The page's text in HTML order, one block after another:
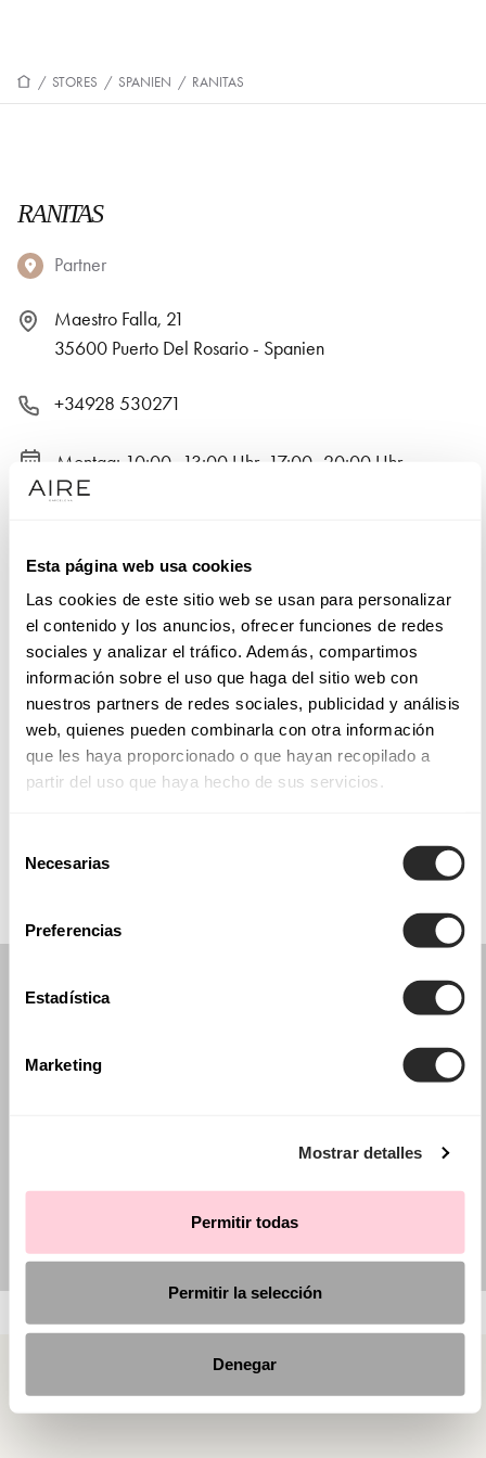
Esta página web usa cookies
Las cookies de este sitio web se usan para personalizar
el contenido y los anuncios, ofrecer funciones de redes
sociales y analizar el tráfico. Además, compartimos
información sobre el uso que haga del sitio web con
nuestros partners de redes sociales, publicidad y análisis
web, quienes pueden combinarla con otra información
que les haya proporcionado o que hayan recopilado a
partir del uso que haya hecho de sus servicios.
Necesarias
Preferencias
Estadística
Marketing
Mostrar detalles
Permitir todas
Permitir la selección
Denegar
/ STORES / SPANIEN / RANITAS
RANITAS
Partner
Maestro Falla, 21
35600 Puerto Del Rosario - Spanien
+34928 530271
Montag: 10:00–13:00 Uhr, 17:00–20:00 Uhr
Dienstag: 10:00–13:00 Uhr, 17:00–20:00 Uhr
Freitag: 10:00–13:00 Uhr, 17:00–20:00 Uhr
Samstag: Geschlossen
Sonntag: Geschlossen
TERMIN VEREINBAREN
KOLLEKTIONEN